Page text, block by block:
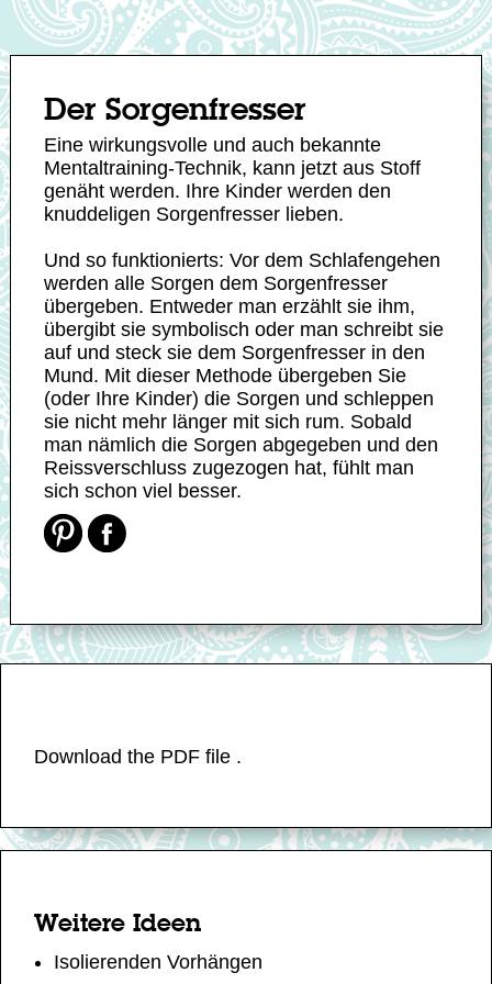
Der Sorgenfresser
Eine wirkungsvolle und auch bekannte
Mentaltraining-Technik, kann jetzt aus Stoff
genäht werden. Ihre Kinder werden den
knuddeligen Sorgenfresser lieben.
Und so funktionierts: Vor dem Schlafengehen
werden alle Sorgen dem Sorgenfresser
übergeben. Entweder man erzählt sie ihm,
übergibt sie symbolisch oder man schreibt sie
auf und steck sie dem Sorgenfresser in den
Mund. Mit dieser Methode übergeben Sie
(oder Ihre Kinder) die Sorgen und schleppen
sie nicht mehr länger mit sich rum. Sobald
man nämlich die Sorgen abgegeben und den
Reissverschluss zugezogen hat, fühlt man
sich schon viel besser.
Download the PDF file .
Weitere Ideen
Isolierenden Vorhängen